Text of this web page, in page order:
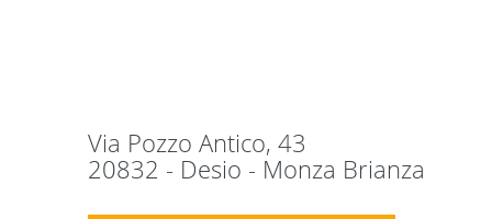
Via Pozzo Antico, 43
20832 - Desio - Monza Brianza